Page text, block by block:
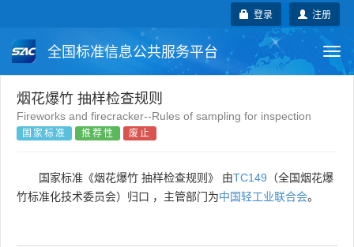
注册
登录
全国标准信息公共服务平台
国家标准 行业标准
团体标准
国外标准 技术委员会
烟花爆竹 抽样检查规则
Fireworks and firecracker--Rules of sampling for inspection
国家标准 推荐性 废止
国家标准《烟花爆竹 抽样检查规则》 由TC149 （全国烟花爆
竹标准化技术委员会）归口 ，主管部门为中国轻工业联合会。